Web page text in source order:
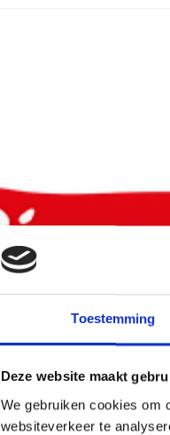
Toestemming
Deze website maakt
We gebruiken cookies om
websiteverkeer te